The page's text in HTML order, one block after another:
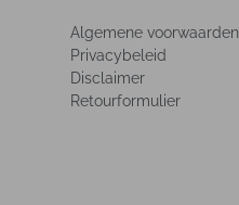
Algemene voorwaarden
Privacybeleid
Disclaimer
Retourformulier